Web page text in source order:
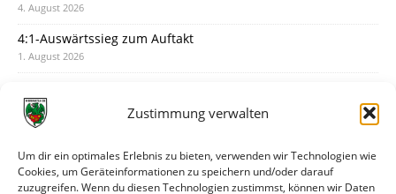
Zustimmung verwalten
Um dir ein optimales Erlebnis zu bieten, verwenden wir Technologien wie
Cookies, um Geräteinformationen zu speichern und/oder darauf
zuzugreifen. Wenn du diesen Technologien zustimmst, können wir Daten
4. August 2026
4:1-Auswärtssieg zum Auftakt
1. August 2026
31. Juli 2026
30. Juli 2026
Deine Spielminute: 89+1